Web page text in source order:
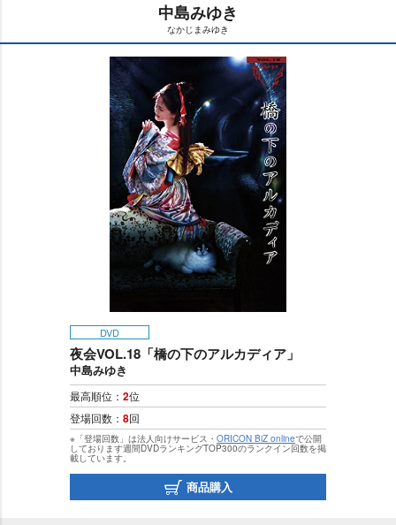
t
e
中島みゆき
なかじまみゆき
DVD
夜会VOL.18「橋の下のアルカディア」
中島みゆき
最高順位： 2位
登場回数： 8回
※「登場回数」は法人向けサービス・ ORICON BiZ onlineで公開
しております週間DVDランキングTOP300のランクイン回数を掲
載しています。
商品購入